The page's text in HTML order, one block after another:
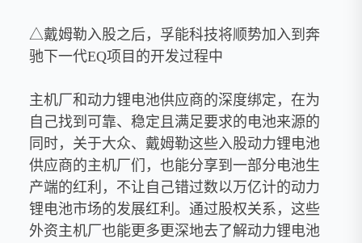
△戴姆勒入股之后，孚能科技将顺势加入到奔
驰下一代EQ项目的开发过程中
主机厂和动力锂电池供应商的深度绑定，在为
自己找到可靠、稳定且满足要求的电池来源的
同时，关于大众、戴姆勒这些入股动力锂电池
供应商的主机厂们，也能分享到一部分电池生
产端的红利，不让自己错过数以万亿计的动力
锂电池市场的发展红利。通过股权关系，这些
外资主机厂也能更多更深地去了解动力锂电池